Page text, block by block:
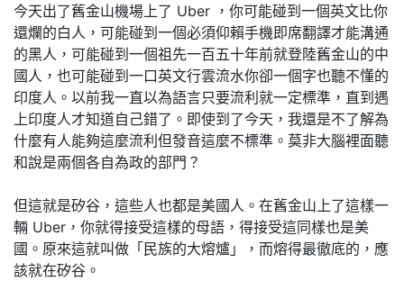
今天出了舊金山機場上了 Uber ，你可能碰到一個英文比你
還爛的白人，可能碰到一個必須仰賴手機即席翻譯才能溝通
的黑人，可能碰到一個祖先一百五十年前就登陸舊金山的中
國人，也可能碰到一口英文行雲流水你卻一個字也聽不懂的
印度人。以前我一直以為語言只要流利就一定標準，直到遇
上印度人才知道自己錯了。即使到了今天，我還是不了解為
什麼有人能夠這麼流利但發音這麼不標準。莫非大腦裡面聽
和說是兩個各自為政的部門？
但這就是矽谷，這些人也都是美國人。在舊金山上了這樣一
輛 Uber，你就得接受這樣的母語，得接受這同樣也是美
國。原來這就叫做「民族的大熔爐」，而熔得最徹底的，應
該就在矽谷。